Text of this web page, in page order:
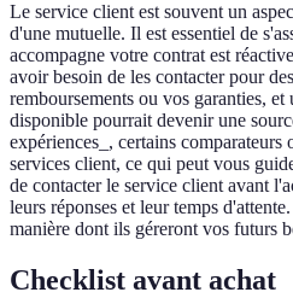
Le service client est souvent un
d'une mutuelle. Il est essentiel de
accompagne votre contrat est
avoir besoin de les contacter pour
remboursements ou vos garanties,
disponible pourrait devenir une
expériences_, certains
services client, ce qui peut vous
de contacter le service client avant
leurs réponses et leur temps
manière dont ils géreront vos futurs
Checklist avant achat